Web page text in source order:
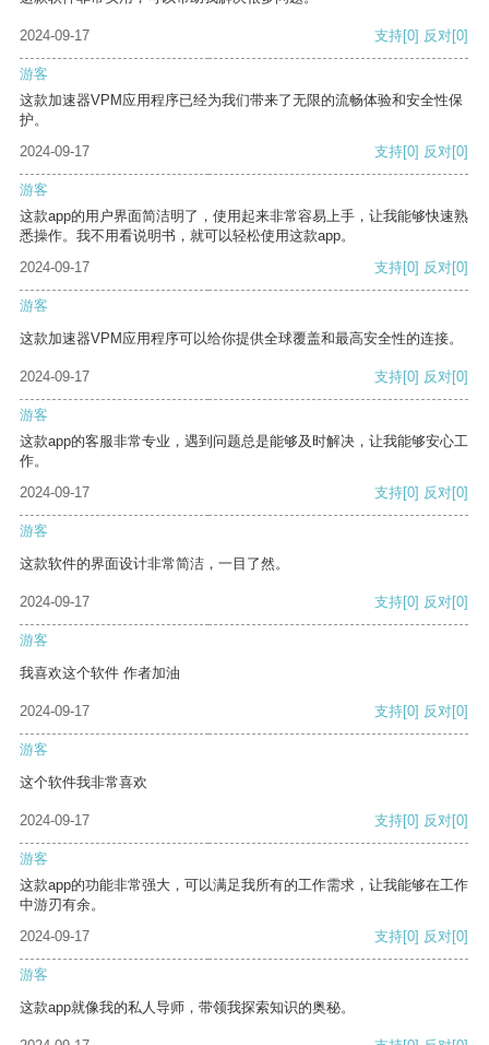
2024-09-17 支持[0] 反对[0]
游客
这款加速器VPM应用程序已经为我们带来了无限的流畅体验和安全性保
护。
2024-09-17
支持[0] 反对[0]
游客
这款app的用户界面简洁明了，使用起来非常容易上手，让我能够快速熟
悉操作。我不用看说明书，就可以轻松使用这款app。
2024-09-17
支持[0] 反对[0]
游客
这款加速器VPM应用程序可以给你提供全球覆盖和最高安全性的连接。
2024-09-17 支持[0] 反对[0]
游客
这款app的客服非常专业，遇到问题总是能够及时解决，让我能够安心工
作。
2024-09-17
支持[0] 反对[0]
游客
这款软件的界面设计非常简洁，一目了然。
2024-09-17 支持[0] 反对[0]
游客
我喜欢这个软件 作者加油
2024-09-17 支持[0] 反对[0]
游客
这个软件我非常喜欢
2024-09-17 支持[0] 反对[0]
游客
这款app的功能非常强大，可以满足我所有的工作需求，让我能够在工作
中游刃有余。
2024-09-17
支持[0] 反对[0]
游客
这款app就像我的私人导师，带领我探索知识的奥秘。